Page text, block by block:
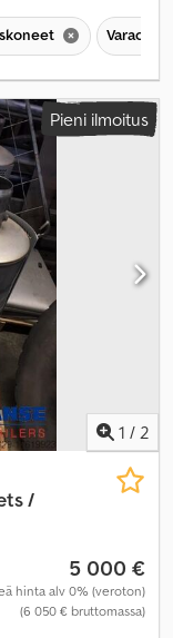
Varaosat
Pieni ilmoitus
1 / 2
/
5 000 €
hinta alv 0% (veroton)
(6 050 € bruttomassa)